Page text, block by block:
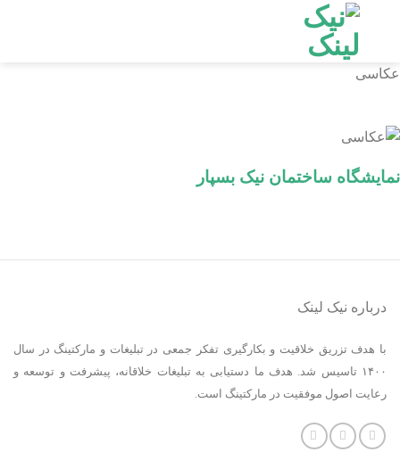
content
عکاسی
نمایشگاه ساختمان نیک بسپار
درباره نیک لینک
با هدف تزریق خلاقیت و بکارگیری تفکر جمعی در تبلیغات و مارکتینگ در سال
۱۴۰۰ تاسیس شد. هدف ما دستیابی به تبلیغات خلاقانه، پیشرفت و توسعه و
رعایت اصول موفقیت در مارکتینگ است.